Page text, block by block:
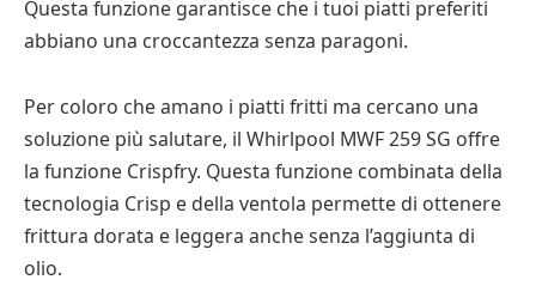
Questa funzione garantisce che i tuoi piatti preferiti
abbiano una croccantezza senza paragoni.
Per coloro che amano i piatti fritti ma cercano una
soluzione più salutare, il Whirlpool MWF 259 SG offre
la funzione Crispfry. Questa funzione combinata della
tecnologia Crisp e della ventola permette di ottenere
frittura dorata e leggera anche senza l’aggiunta di
olio.